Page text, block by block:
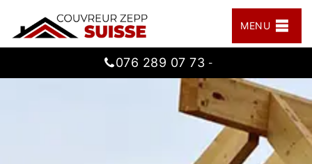
MENU
076 289 07 73 -